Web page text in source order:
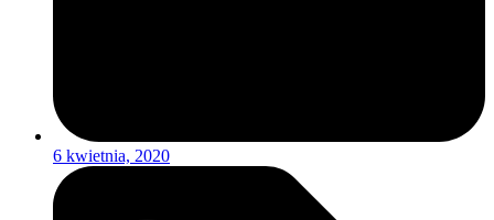
6 kwietnia, 2020